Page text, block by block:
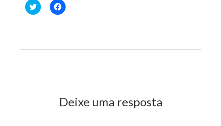
Clique
para
janela)
Clique
para
janela)
Deixe uma resposta